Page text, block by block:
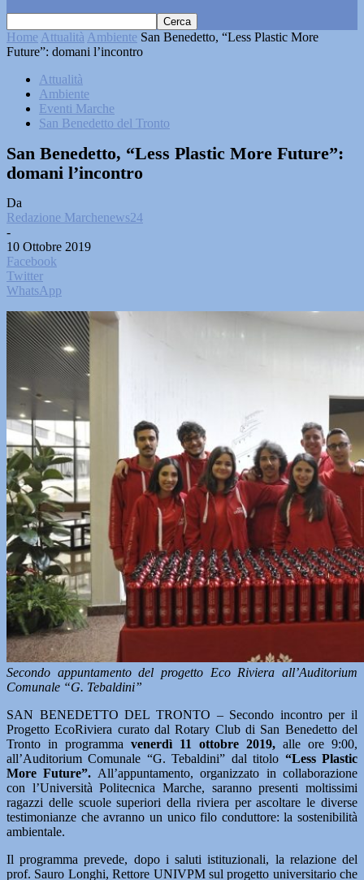
Home Attualità Ambiente San Benedetto, “Less Plastic More
Future”: domani l’incontro
Attualità
Ambiente
Eventi Marche
San Benedetto del Tronto
San Benedetto, “Less Plastic More Future”:
domani l’incontro
Da
Redazione Marchenews24
-
10 Ottobre 2019
Facebook
Twitter
WhatsApp
Secondo appuntamento del progetto Eco Riviera all’Auditorium
Comunale “G. Tebaldini”
SAN BENEDETTO DEL TRONTO – Secondo incontro per il
Progetto EcoRiviera curato dal Rotary Club di San Benedetto del
Tronto in programma venerdì 11 ottobre 2019, alle ore 9:00,
all’Auditorium Comunale “G. Tebaldini” dal titolo “Less Plastic
More Future”. All’appuntamento, organizzato in collaborazione
con l’Università Politecnica Marche, saranno presenti moltissimi
ragazzi delle scuole superiori della riviera per ascoltare le diverse
testimonianze che avranno un unico filo conduttore: la sostenibilità
ambientale.
Il programma prevede, dopo i saluti istituzionali, la relazione del
prof. Sauro Longhi, Rettore UNIVPM sul progetto universitario che